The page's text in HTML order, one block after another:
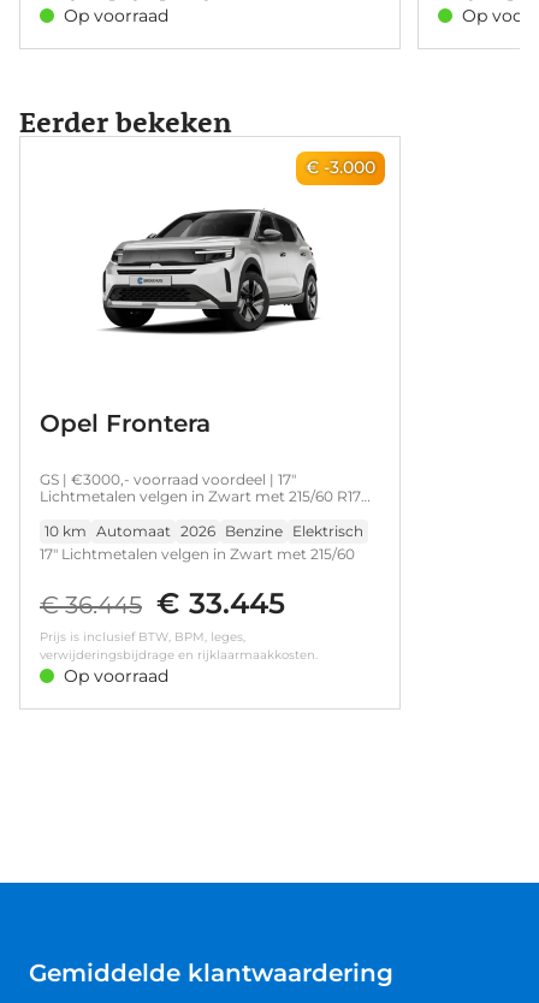
Op voorraad
recognition.
control,
Op
Eerder bekeken
€ -3.000
Opel Frontera
GS | €3000,- voorraad voordeel | 17"
Lichtmetalen velgen in Zwart met 215/60 R17
waarschuwing
10 km Automaat 2026 Benzine Elektrisch
17" Lichtmetalen velgen in Zwart met 215/60
koplampen • Achteruitrijcamera • Dode hoek
waarschuwing • Parkeersensoren achter
€ 36.445 € 33.445
Prijs is inclusief BTW, BPM, leges,
verwijderingsbijdrage en rijklaarmaakkosten.
Op voorraad
Gemiddelde klantwaardering